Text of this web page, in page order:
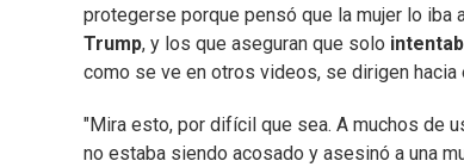
protegerse porque pensó que la mujer lo iba
Trump, y los que aseguran que solo
como se ve en otros videos, se dirigen
"Mira esto, por difícil que sea. A muchos de
no estaba siendo acosado y asesinó a una